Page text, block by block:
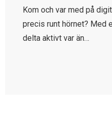
Kom och var med på
precis runt hörnet? Med
delta aktivt var än…